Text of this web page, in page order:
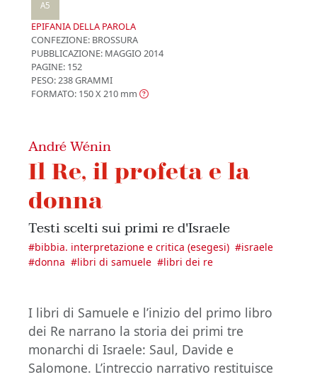
A5
EPIFANIA DELLA PAROLA
CONFEZIONE: BROSSURA
PUBBLICAZIONE: MAGGIO 2014
PAGINE: 152
PESO: 238 GRAMMI
FORMATO: 150 X 210 mm
André Wénin
Il Re, il profeta e la
donna
Testi scelti sui primi re d'Israele
#bibbia. interpretazione e critica (esegesi) #israele
#donna #libri di samuele #libri dei re
I libri di Samuele e l’inizio del primo libro
dei Re narrano la storia dei primi tre
monarchi di Israele: Saul, Davide e
Salomone. L’intreccio narrativo restituisce